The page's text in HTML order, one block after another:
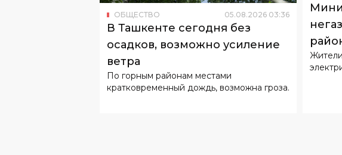
ОБЩЕСТВО 05.08.2026 03:36
В Ташкенте сегодня без
осадков, возможно усиление
ветра
По горным районам местами
кратковременный дождь, возможна гроза.